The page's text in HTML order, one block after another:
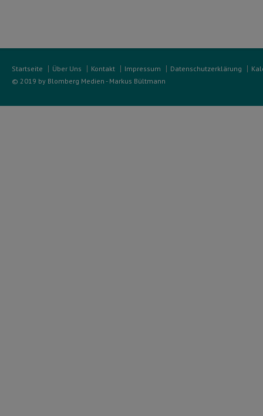
Startseite Über Uns Kontakt Impressum Datenschutzerklärung
© 2019 by Blomberg Medien - Markus Bültmann